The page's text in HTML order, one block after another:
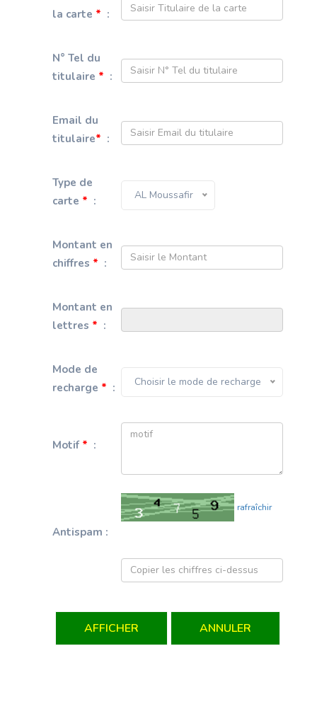
la carte * :
N° Tel du
titulaire * :
Email du
titulaire* :
Type de
carte * : AL Moussafir
Montant en
chiffres * :
Montant en
lettres * :
Mode de
recharge * : Choisir le mode de recharge
Motif * :
Antispam :
rafraîchir
AFFICHER ANNULER